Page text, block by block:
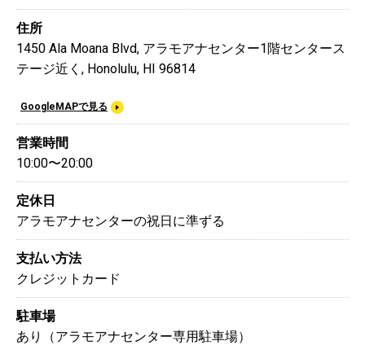
住所
1450 Ala Moana Blvd, アラモアナセンター1階センタース
テージ近く, Honolulu, HI 96814
GoogleMAPで見る
営業時間
10:00〜20:00
定休日
アラモアナセンターの祝日に準ずる
支払い方法
クレジットカード
駐車場
あり（アラモアナセンター専用駐車場）